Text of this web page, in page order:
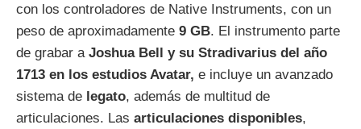
con los controladores de Native Instruments, con un
peso de aproximadamente 9 GB. El instrumento parte
de grabar aJoshua Bell y su Stradivarius del año
1713 en los estudios Avatar, e incluye un avanzado
sistema de legato, además de multitud de
articulaciones. Las articulaciones disponibles,